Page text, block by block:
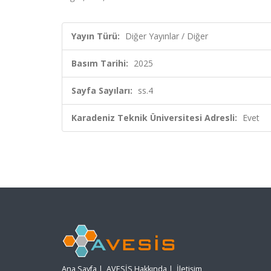
Yayın Türü: Diğer Yayınlar / Diğer
Basım Tarihi: 2025
Sayfa Sayıları: ss.4
Karadeniz Teknik Üniversitesi Adresli: Evet
Ana Sayfa | AVESİS Hakkında | İletişim